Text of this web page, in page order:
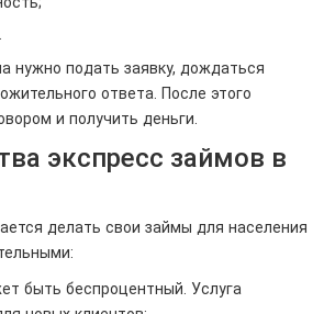
нужно подать заявку, дождаться
ответа. После этого
и получить деньги.
экспресс займов в
делать свои займы для населения
быть беспроцентный. Услуга